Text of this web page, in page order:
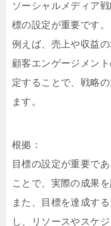
ソーシャルメディア
標の設定が重要です。
例えば、売上や収益
顧客エンゲージメン
定することで、戦略
ます。
根拠：
目標の設定が重要で
ことで、実際の成果
また、目標を達成す
し、リソースやスケ